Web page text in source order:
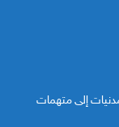
إلى متهمات